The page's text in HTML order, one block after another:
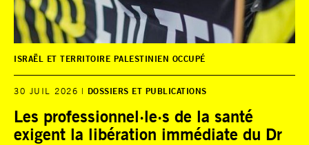
ISRAËL ET TERRITOIRE PALESTINIEN OCCUPÉ
30 JUIL 2026 DOSSIERS ET PUBLICATIONS
Les professionnel·le·s de la santé
exigent la libération immédiate du Dr